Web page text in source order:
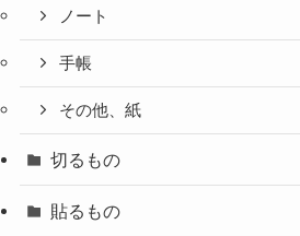
ノート
手帳
その他、紙
切るもの
貼るもの